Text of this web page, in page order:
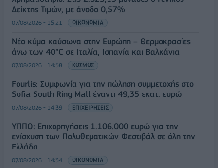
Δείκτης Τιμών, με άνοδο 0,57%
07/08/2026 - 15:21 ΟΙΚΟΝΟΜΙΑ
Νέο κύμα καύσωνα στην Ευρώπη – Θερμοκρασίες
άνω των 40°C σε Ιταλία, Ισπανία και Βαλκάνια
07/08/2026 - 14:58 ΚΟΣΜΟΣ
Fourlis: Συμφωνία για την πώληση συμμετοχής στο
Sofia South Ring Mall έναντι 49,35 εκατ. ευρώ
07/08/2026 - 14:39 ΕΠΙΧΕΙΡΗΣΕΙΣ
ΥΠΠΟ: Επιχορηγήσεις 1.106.000 ευρώ για την
ενίσχυση των Πολυθεματικών Φεστιβάλ σε όλη την
Ελλάδα
07/08/2026 - 14:34 ΟΙΚΟΝΟΜΙΑ